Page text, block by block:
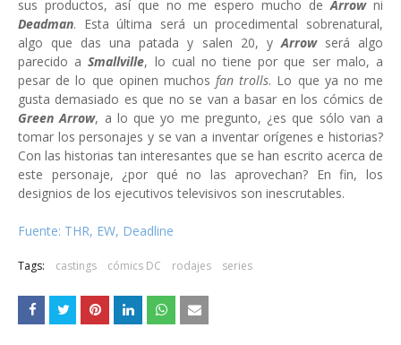
sus productos, así que no me espero mucho deArrowni
Deadman. Esta última será un procedimental sobrenatural,
algo que das una patada y salen 20, yArrowserá algo
parecido aSmallville, lo cual no tiene por que ser malo, a
pesar de lo que opinen muchos fan trolls. Lo que ya no me
gusta demasiado es que no se van a basar en los cómics de
Green Arrow, a lo que yo me pregunto, ¿es que sólo van a
tomar los personajes y se van a inventar orígenes e historias?
Con las historias tan interesantes que se han escrito acerca de
este personaje, ¿por qué no las aprovechan? En fin, los
designios de los ejecutivos televisivos son inescrutables.
Fuente: THR, EW, Deadline
Tags: castings cómics DC rodajes series